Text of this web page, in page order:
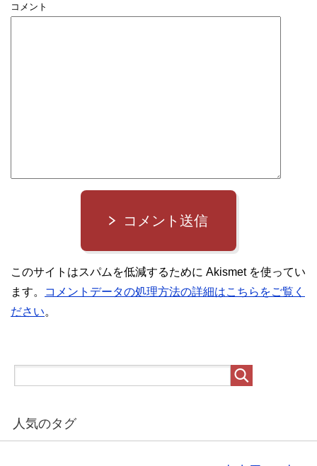
コメント
コメント送信
このサイトはスパムを低減するために Akismet を使ってい
ます。
コメントデータの処理方法の詳細はこちらをご覧く
ださい。
人気のタグ